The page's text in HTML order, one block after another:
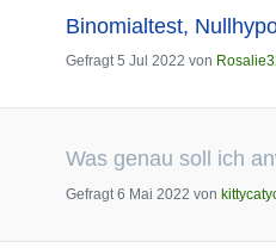
Binomialtest,
Gefragt 5 Jul 2022 von
Was genau soll ich
Gefragt 6 Mai 2022 von